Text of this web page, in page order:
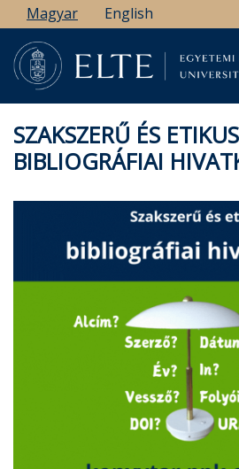
Ugrás
a
tartalomra
Magyar English
SZAKSZERŰ ÉS ETIKUS
BIBLIOGRÁFIAI